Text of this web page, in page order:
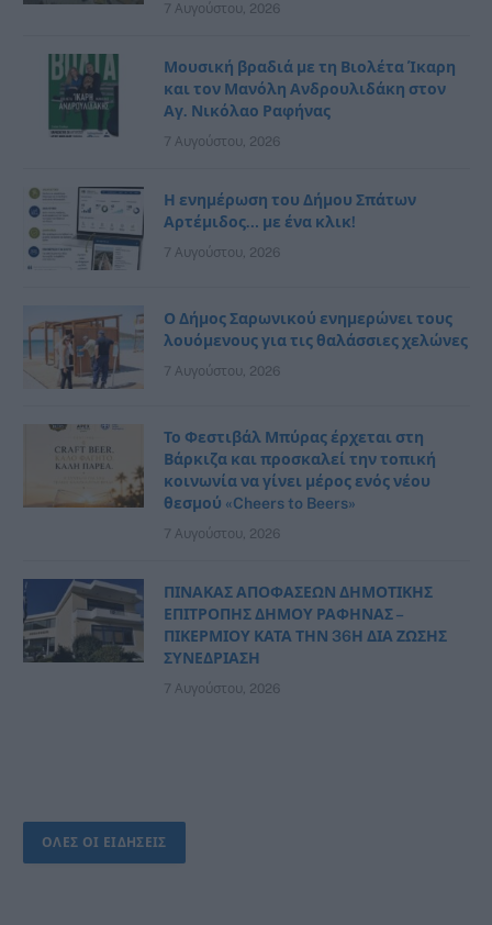
7 Αυγούστου, 2026
Μουσική βραδιά με τη Βιολέτα Ίκαρη
και τον Μανόλη Ανδρουλιδάκη στον
Αγ. Νικόλαο Ραφήνας
7 Αυγούστου, 2026
Η ενημέρωση του Δήμου Σπάτων
Αρτέμιδος… με ένα κλικ!
7 Αυγούστου, 2026
Ο Δήμος Σαρωνικού ενημερώνει τους
λουόμενους για τις θαλάσσιες χελώνες
7 Αυγούστου, 2026
Το Φεστιβάλ Μπύρας έρχεται στη
Βάρκιζα και προσκαλεί την τοπική
κοινωνία να γίνει μέρος ενός νέου
θεσμού «Cheers to Beers»
7 Αυγούστου, 2026
ΠΙΝΑΚΑΣ ΑΠΟΦΑΣΕΩΝ ΔΗΜΟΤΙΚΗΣ
ΕΠΙΤΡΟΠΗΣ ΔΗΜΟΥ ΡΑΦΗΝΑΣ –
ΠΙΚΕΡΜΙΟΥ ΚΑΤΑ ΤΗΝ 36Η ΔΙΑ ΖΩΣΗΣ
ΣΥΝΕΔΡΙΑΣΗ
7 Αυγούστου, 2026
ΟΛΕΣ ΟΙ ΕΙΔΗΣΕΙΣ